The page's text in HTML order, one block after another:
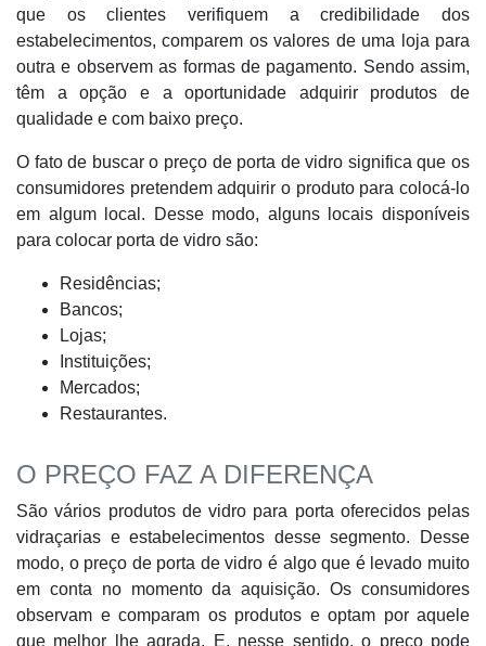
que os clientes verifiquem a credibilidade dos
estabelecimentos, comparem os valores de uma loja para
outra e observem as formas de pagamento. Sendo assim,
têm a opção e a oportunidade adquirir produtos de
qualidade e com baixo preço.
O fato de buscar o preço de porta de vidro significa que os
consumidores pretendem adquirir o produto para colocá-lo
em algum local. Desse modo, alguns locais disponíveis
para colocar porta de vidro são:
Residências;
Bancos;
Lojas;
Instituições;
Mercados;
Restaurantes.
O PREÇO FAZ A DIFERENÇA
São vários produtos de vidro para porta oferecidos pelas
vidraçarias e estabelecimentos desse segmento. Desse
modo, o preço de porta de vidro é algo que é levado muito
em conta no momento da aquisição. Os consumidores
observam e comparam os produtos e optam por aquele
que melhor lhe agrada. E, nesse sentido, o preço pode